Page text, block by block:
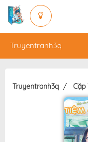
Truyentranh3q
Truyentranh3q Cặp